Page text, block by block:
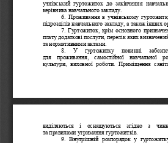
учнівський  гуртожиток  до  закінчення
керівника навчального закладу.
6. Проживання в учнівському
підрозділів навчального закладу, а також інших
7. Гуртожиток, крім основного
плату додаткові послуги, перелік яких
та нормативними актами.
8.  У  гуртожитку  повинні
для  проживання,  самостійної  навчальної
культури,  виховної  роботи.  Приміщення
виділяються  і  оснащуються
та правилами утримання гуртожитків.
9.  Внутрішній  розпорядок  у